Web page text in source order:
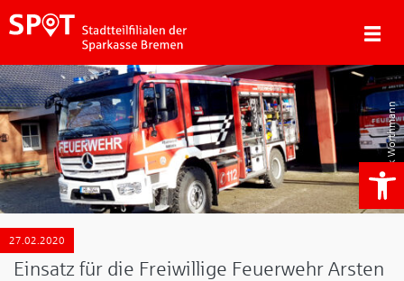
Tjark Worthmann
27.02.2020
Einsatz für die Freiwillige Feuerwehr Arsten